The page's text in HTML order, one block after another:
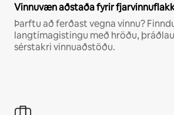
Vinnuvæn aðstaða fyrir
Þarftu að ferðast vegna vinnu?
langtímagistingu með hröðu,
sérstakri vinnuaðstöðu.